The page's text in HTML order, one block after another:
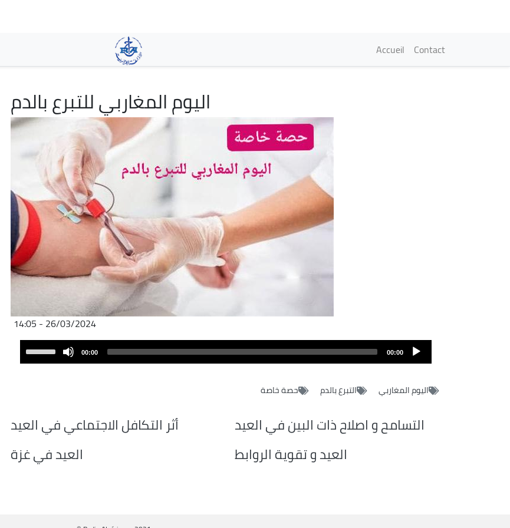
contenu
principal
Navigation
Accueil Contact
اليوم المغاربي للتبرع بالدم
26/03/2024 - 14:05
Fichier
audio
Player
00:00
00:00
or
volume.
اليوم المغاربي التبرع بالدم حصة خاصة
التسامح و اصلاح ذات البين في العيد
أثر التكافل الاجتماعي في العيد
العيد و تقوية الروابط
العيد في غزة